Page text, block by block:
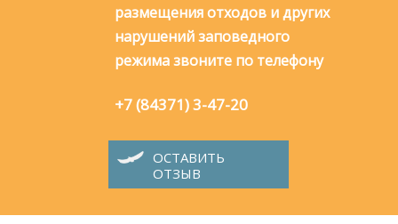
размещения отходов и других
нарушений заповедного
режима звоните по телефону
+7 (84371) 3-47-20
ОСТАВИТЬ
ОТЗЫВ